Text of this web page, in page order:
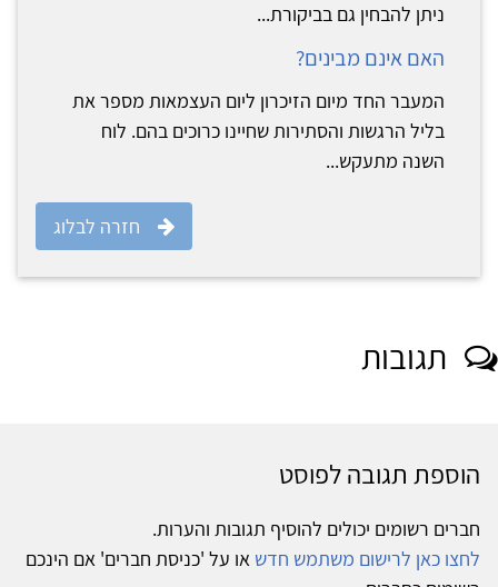
ניתן להבחין גם בביקורת...
האם אינם מבינים?
המעבר החד מיום הזיכרון ליום העצמאות מספר את
בליל הרגשות והסתירות שחיינו כרוכים בהם. לוח
השנה מתעקש...
חזרה לבלוג
תגובות
הוספת תגובה לפוסט
חברים רשומים יכולים להוסיף תגובות והערות.
לחצו כאן לרישום משתמש חדש או על 'כניסת חברים' אם הינכם